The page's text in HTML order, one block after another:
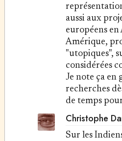
aussi aux
européens
Amérique,
"utopiques",
considérées
Je note ça en
recherches
de temps
Christophe
Sur les